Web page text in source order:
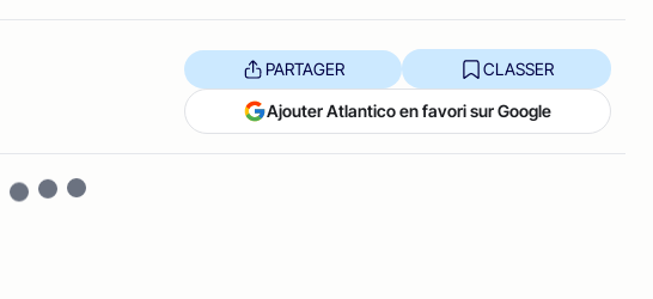
PARTAGER CLASSER
Ajouter Atlantico en favori sur Google